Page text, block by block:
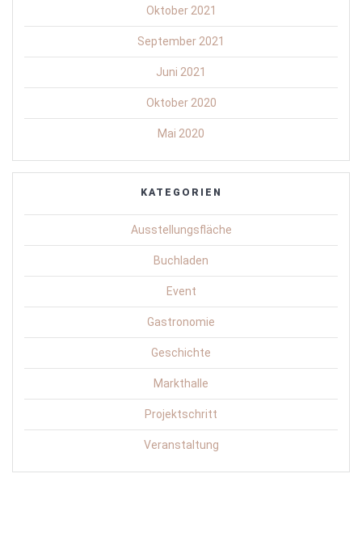
Oktober 2021
September 2021
Juni 2021
Oktober 2020
Mai 2020
KATEGORIEN
Ausstellungsfläche
Buchladen
Event
Gastronomie
Geschichte
Markthalle
Projektschritt
Veranstaltung